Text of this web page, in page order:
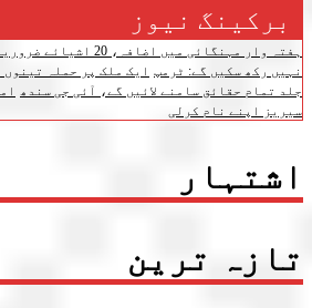
برکینگ نیوز
ہفتہ وار مہنگائی میں اضافہ، 20 اشیائے ضروریہ کی قیمتیں بڑھ گئیں
نہیں رکھ سکیں گے: ٹرمپ ایک ملک پر حملہ
جلد تمام حقائق سامنے لائیں گے، آئی جی سندھ
سیریز اپنے نام کرلی
اشتہار
تازہ ترین